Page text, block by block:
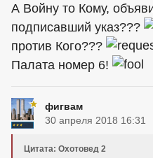
А Войну то Кому,
подписавший указ???
против Кого???
Палата номер 6!
фигвам
30 апреля 2018 16:31
Цитата: Охотовед 2